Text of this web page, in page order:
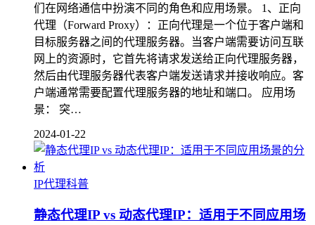
们在网络通信中扮演不同的角色和应用场景。 1、正向
代理（Forward Proxy）：正向代理是一个位于客户端和
目标服务器之间的代理服务器。当客户端需要访问互联
网上的资源时，它首先将请求发送给正向代理服务器，
然后由代理服务器代表客户端发送请求并接收响应。客
户端通常需要配置代理服务器的地址和端口。 应用场
景： 突…
2024-01-22
IP代理科普
静态代理IP vs 动态代理IP：适用于不同应用场